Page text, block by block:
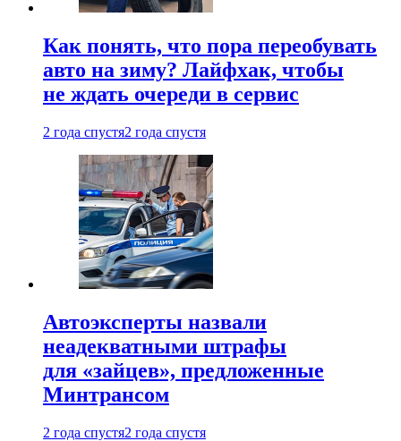
Как понять, что пора переобувать
авто на зиму? Лайфхак, чтобы
не ждать очереди в сервис
2 года спустя2 года спустя
Автоэксперты назвали
неадекватными штрафы
для «зайцев», предложенные
Минтрансом
2 года спустя2 года спустя